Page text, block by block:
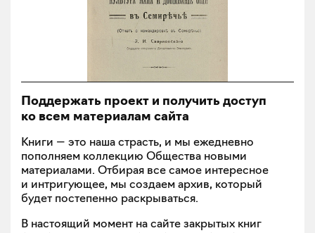
Поддержать проект и получить доступ
ко всем материалам сайта
Книги — это наша страсть, и мы ежедневно
пополняем коллекцию Общества новыми
материалами. Отбирая все самое интересное
и интригующее, мы создаем архив, который
будет постепенно раскрываться.
В настоящий момент на сайте закрытых книг